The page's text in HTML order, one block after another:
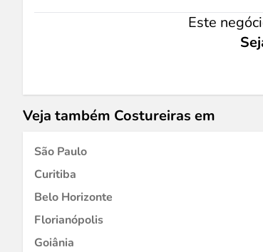
Este
Veja também Costureiras em
São Paulo
Curitiba
Belo Horizonte
Florianópolis
Goiânia